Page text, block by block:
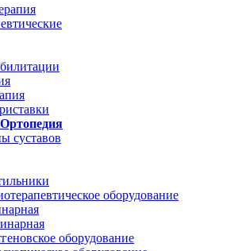
суставов
оборудование
оборудование